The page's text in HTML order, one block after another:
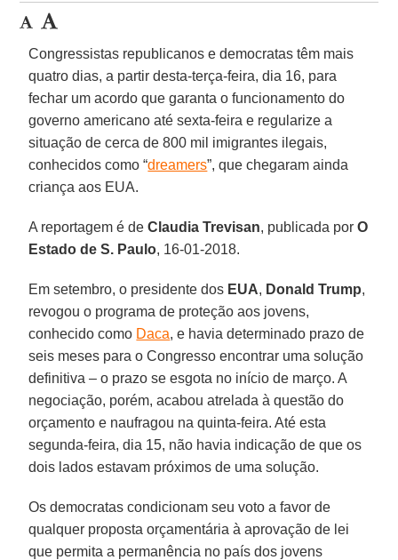
Congressistas republicanos e democratas têm mais
quatro dias, a partir desta-terça-feira, dia 16, para
fechar um acordo que garanta o funcionamento do
governo americano até sexta-feira e regularize a
situação de cerca de 800 mil imigrantes ilegais,
conhecidos como “dreamers”, que chegaram ainda
criança aos EUA.
A reportagem é deClaudia Trevisan, publicada porO
Estado de S. Paulo, 16-01-2018.
Em setembro, o presidente dos EUA, Donald Trump,
revogou o programa de proteção aos jovens,
conhecido como Daca, e havia determinado prazo de
seis meses para o Congresso encontrar uma solução
definitiva – o prazo se esgota no início de março. A
negociação, porém, acabou atrelada à questão do
orçamento e naufragou na quinta-feira. Até esta
segunda-feira, dia 15, não havia indicação de que os
dois lados estavam próximos de uma solução.
Os democratas condicionam seu voto a favor de
qualquer proposta orçamentária à aprovação de lei
que permita a permanência no país dos jovens